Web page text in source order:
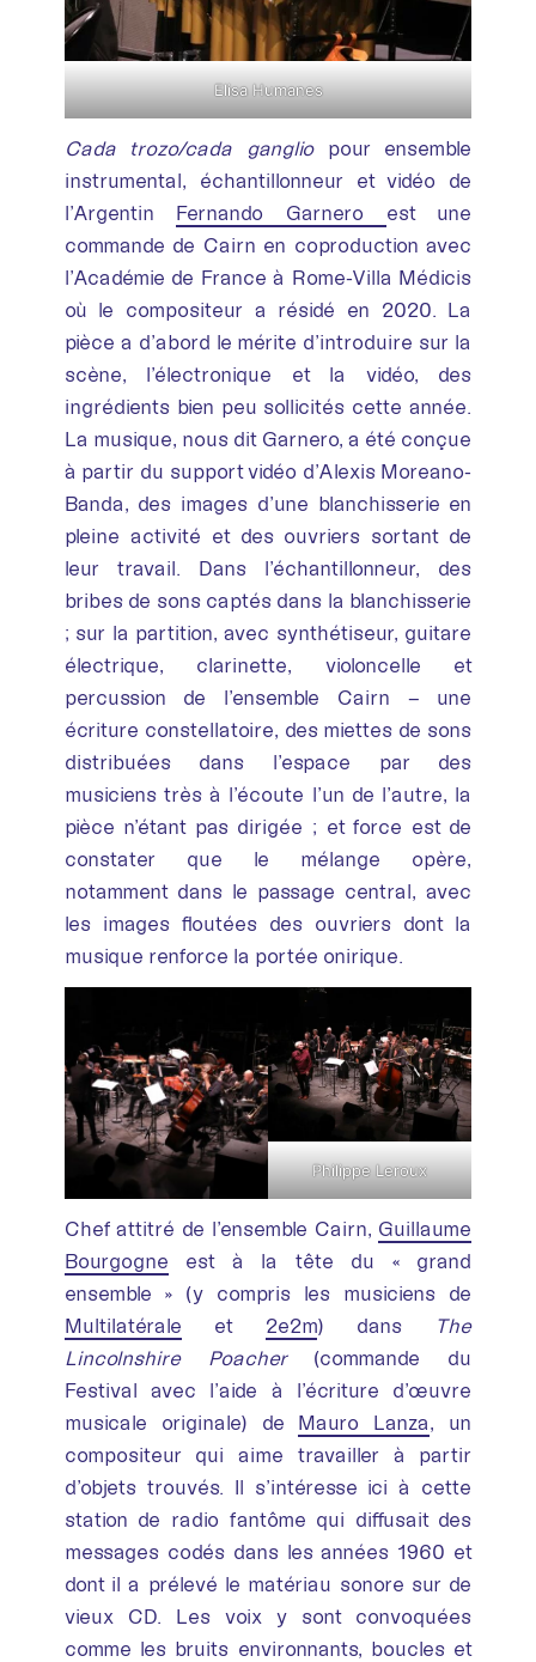
Elisa Humanes
Cada trozo/cada gangliopour ensemble
instrumental, échantillonneur et vidéo de
l’Argentin Fernando Garnero est une
commande de Cairn en coproduction avec
l’Académie de France à Rome-Villa Médicis
où le compositeur a résidé en 2020. La
pièce a d’abord le mérite d’introduire sur la
scène, l’électronique et la vidéo, des
ingrédients bien peu sollicités cette année.
La musique, nous dit Garnero, a été conçue
à partir du support vidéo d’Alexis Moreano-
Banda, des images d’une blanchisserie en
pleine activité et des ouvriers sortant de
leur travail. Dans l’échantillonneur, des
bribes de sons captés dans la blanchisserie
; sur la partition, avec synthétiseur, guitare
électrique, clarinette, violoncelle et
percussion de l’ensemble Cairn – une
écriture constellatoire, des miettes de sons
distribuées dans l’espace par des
musiciens très à l’écoute l’un de l’autre, la
pièce n’étant pas dirigée ; et force est de
constater que le mélange opère,
notamment dans le passage central, avec
les images floutées des ouvriers dont la
musique renforce la portée onirique.
Philippe Leroux
Chef attitré de l’ensemble Cairn, Guillaume
Bourgogne est à la tête du « grand
ensemble » (y compris les musiciens de
Multilatérale et 2e2m) dans
The
Lincolnshire Poacher(commande du
Festival avec l’aide à l’écriture d’œuvre
musicale originale) de Mauro Lanza, un
compositeur qui aime travailler à partir
d’objets trouvés. Il s’intéresse ici à cette
station de radio fantôme qui diffusait des
messages codés dans les années 1960 et
dont il a prélevé le matériau sonore sur de
vieux CD. Les voix y sont convoquées
comme les bruits environnants, boucles et